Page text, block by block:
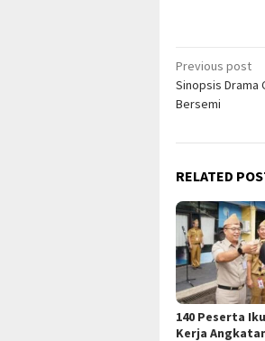
Post
Previous post
Sinopsis Drama
Bersemi
RELATED
140 Peserta
Kerja